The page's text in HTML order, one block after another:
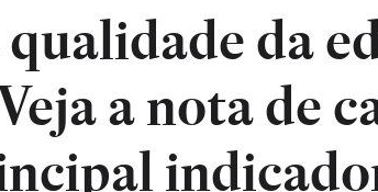
da
a nota de